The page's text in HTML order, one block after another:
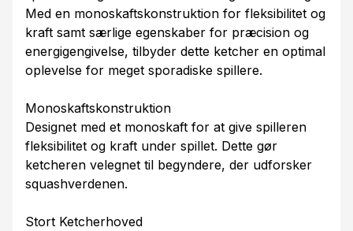
Med en monoskaftskonstruktion for fleksibilitet og
kraft samt særlige egenskaber for præcision og
energigengivelse, tilbyder dette ketcher en optimal
oplevelse for meget sporadiske spillere.
Monoskaftskonstruktion
Designet med et monoskaft for at give spilleren
fleksibilitet og kraft under spillet. Dette gør
ketcheren velegnet til begyndere, der udforsker
squashverdenen.
Stort Ketcherhoved